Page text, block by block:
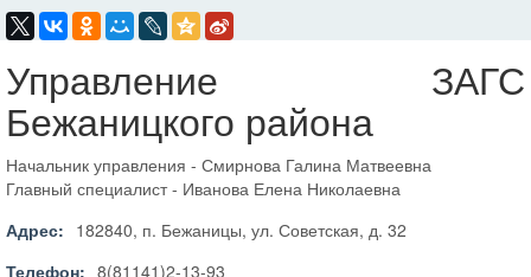
Управление ЗАГС
Бежаницкого района
Начальник управления - Смирнова Галина Матвеевна
Главный специалист - Иванова Елена Николаевна
Адрес: 182840, п. Бежаницы, ул. Советская, д. 32
Телефон: 8(81141)2-13-93